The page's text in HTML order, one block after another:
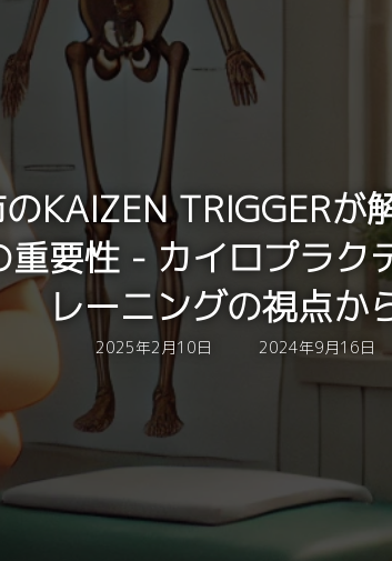
KAIZEN TRIGGERが
要性 - カイロプラク
レーニングの視点か
2025年2月10日 最
2024年9月16日